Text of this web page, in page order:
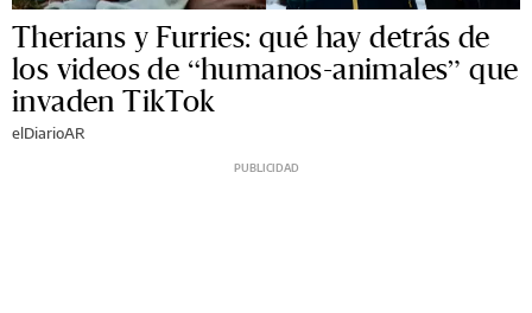
Therians y Furries: qué hay detrás de
los videos de “humanos-animales” que
invaden TikTok
elDiarioAR